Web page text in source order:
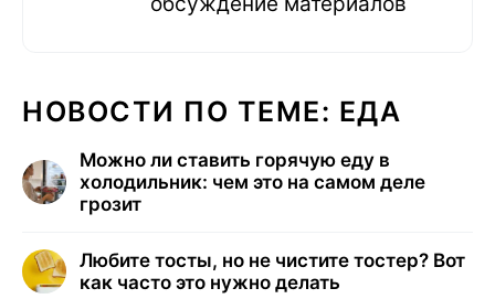
НОВОСТИ ПО ТЕМЕ: ЕДА
Можно ли ставить горячую еду в
холодильник: чем это на самом деле
грозит
Любите тосты, но не чистите тостер? Вот
как часто это нужно делать